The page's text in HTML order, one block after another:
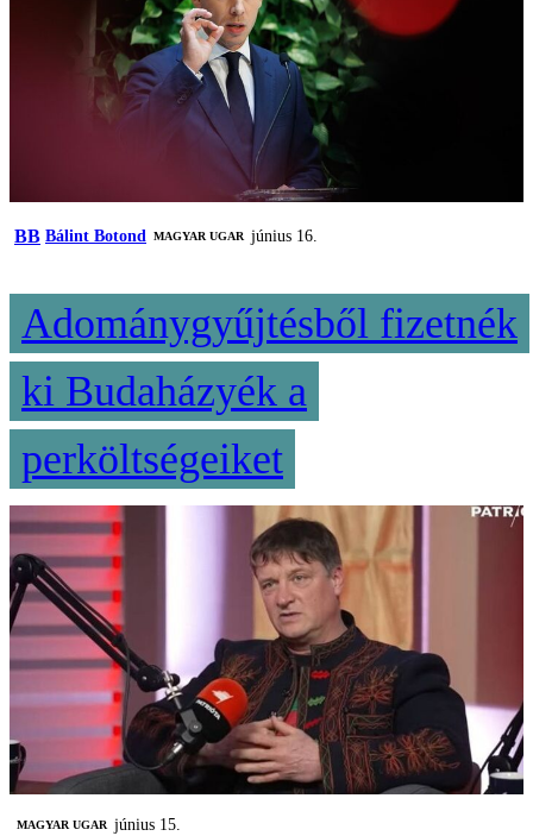
BB Bálint Botond MAGYAR UGAR június 16.
Adománygyűjtésből fizetnék
ki Budaházyék a
perköltségeiket
MAGYAR UGAR június 15.